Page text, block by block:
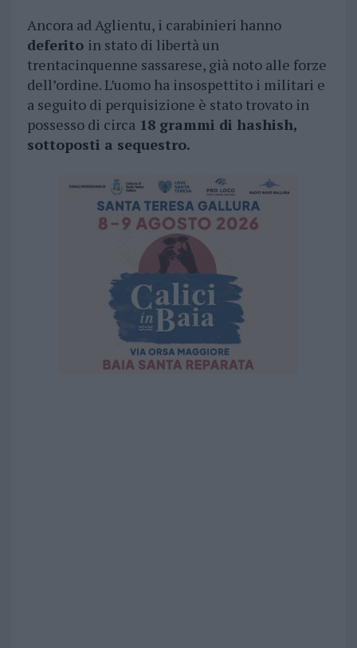
Ancora ad Aglientu, i carabinieri hanno
deferito in stato di libertà un
trentacinquenne sassarese, già noto alle forze
dell’ordine. L’uomo ha insospettito i militari e
a seguito di perquisizione è stato trovato in
possesso di circa18 grammi di hashish,
sottoposti a sequestro.